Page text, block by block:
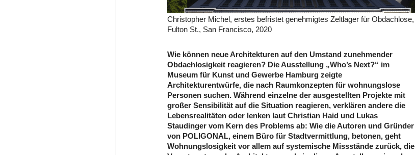
Christopher Michel, erstes befristet genehmigtes Zeltlager für Obdachlose,
Fulton St., San Francisco, 2020
Wie können neue Architekturen auf den Umstand zunehmender
Obdachlosigkeit reagieren? Die Ausstellung „Who’s Next?“ im
Museum für Kunst und Gewerbe Hamburg zeigte
Architekturentwürfe, die nach Raumkonzepten für wohnungslose
Personen suchen. Während einzelne der ausgestellten Projekte mit
großer Sensibilität auf die Situation reagieren, verklären andere die
Lebensrealitäten oder lenken laut Christian Haid und Lukas
Staudinger vom Kern des Problems ab: Wie die Autoren und Gründer
von POLIGONAL, einem Büro für Stadtvermittlung, betonen, geht
Wohnungslosigkeit vor allem auf systemische Missstände zurück, die